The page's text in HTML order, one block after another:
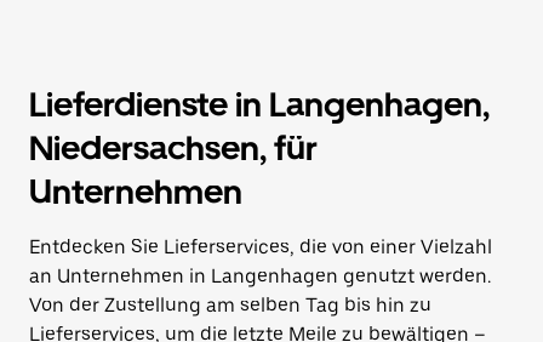
Lieferdienste in Langenhagen,
Niedersachsen, für
Unternehmen
Entdecken Sie Lieferservices, die von einer Vielzahl
an Unternehmen in Langenhagen genutzt werden.
Von der Zustellung am selben Tag bis hin zu
Lieferservices, um die letzte Meile zu bewältigen –